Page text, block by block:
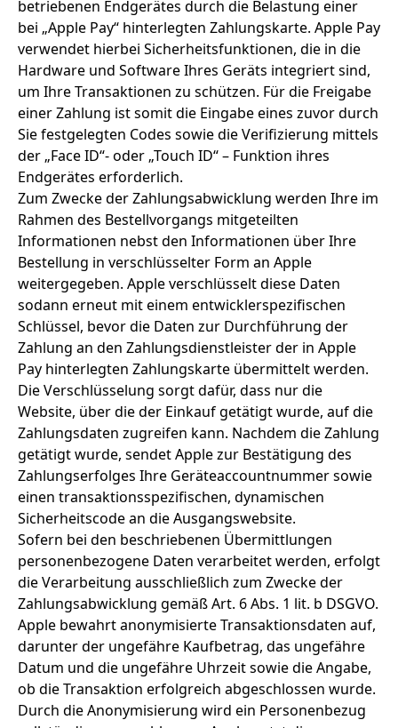
betriebenen Endgerätes durch die Belastung einer
bei „Apple Pay“ hinterlegten Zahlungskarte. Apple Pay
verwendet hierbei Sicherheitsfunktionen, die in die
Hardware und Software Ihres Geräts integriert sind,
um Ihre Transaktionen zu schützen. Für die Freigabe
einer Zahlung ist somit die Eingabe eines zuvor durch
Sie festgelegten Codes sowie die Verifizierung mittels
der „Face ID“- oder „Touch ID“ – Funktion ihres
Endgerätes erforderlich.
Zum Zwecke der Zahlungsabwicklung werden Ihre im
Rahmen des Bestellvorgangs mitgeteilten
Informationen nebst den Informationen über Ihre
Bestellung in verschlüsselter Form an Apple
weitergegeben. Apple verschlüsselt diese Daten
sodann erneut mit einem entwicklerspezifischen
Schlüssel, bevor die Daten zur Durchführung der
Zahlung an den Zahlungsdienstleister der in Apple
Pay hinterlegten Zahlungskarte übermittelt werden.
Die Verschlüsselung sorgt dafür, dass nur die
Website, über die der Einkauf getätigt wurde, auf die
Zahlungsdaten zugreifen kann. Nachdem die Zahlung
getätigt wurde, sendet Apple zur Bestätigung des
Zahlungserfolges Ihre Geräteaccountnummer sowie
einen transaktionsspezifischen, dynamischen
Sicherheitscode an die Ausgangswebsite.
Sofern bei den beschriebenen Übermittlungen
personenbezogene Daten verarbeitet werden, erfolgt
die Verarbeitung ausschließlich zum Zwecke der
Zahlungsabwicklung gemäß Art. 6 Abs. 1 lit. b DSGVO.
Apple bewahrt anonymisierte Transaktionsdaten auf,
darunter der ungefähre Kaufbetrag, das ungefähre
Datum und die ungefähre Uhrzeit sowie die Angabe,
ob die Transaktion erfolgreich abgeschlossen wurde.
Durch die Anonymisierung wird ein Personenbezug